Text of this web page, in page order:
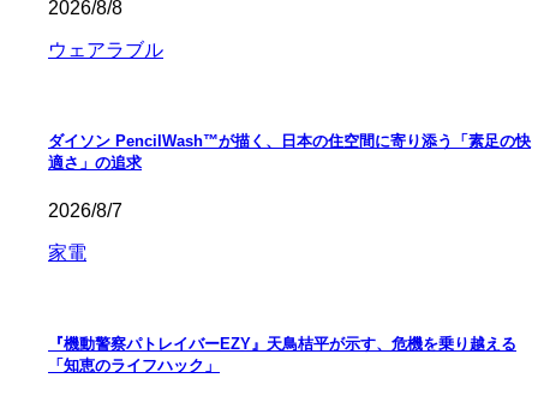
2026/8/8
ウェアラブル
ダイソン PencilWash™が描く、日本の住空間に寄り添う「素足の快
適さ」の追求
2026/8/7
家電
『機動警察パトレイバーEZY』天鳥桔平が示す、危機を乗り越える
「知恵のライフハック」